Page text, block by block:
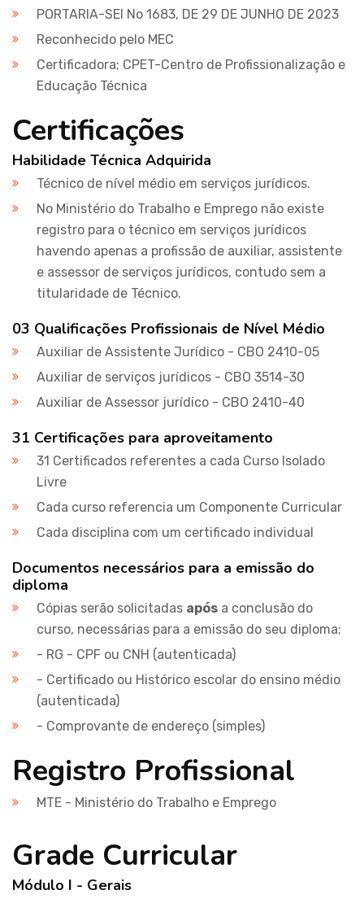
PORTARIA-SEI No 1683, DE 29 DE JUNHO DE 2023
Reconhecido pelo MEC
Certificadora; CPET-Centro de Profissionalização e
Educação Técnica
Certificações
Habilidade Técnica Adquirida
Técnico de nível médio em serviços jurídicos.
No Ministério do Trabalho e Emprego não existe
registro para o técnico em serviços jurídicos
havendo apenas a profissão de auxiliar, assistente
e assessor de serviços jurídicos, contudo sem a
titularidade de Técnico.
03 Qualificações Profissionais de Nível Médio
Auxiliar de Assistente Jurídico - CBO 2410-05
Auxiliar de serviços jurídicos - CBO 3514-30
Auxiliar de Assessor jurídico - CBO 2410-40
31 Certificações para aproveitamento
31 Certificados referentes a cada Curso Isolado
Livre
Cada curso referencia um Componente Curricular
Cada disciplina com um certificado individual
Documentos necessários para a emissão do
diploma
Cópias serão solicitadas após a conclusão do
curso, necessárias para a emissão do seu diploma;
- RG - CPF ou CNH (autenticada)
- Certificado ou Histórico escolar do ensino médio
(autenticada)
- Comprovante de endereço (simples)
Registro Profissional
MTE - Ministério do Trabalho e Emprego
Grade Curricular
Módulo I - Gerais